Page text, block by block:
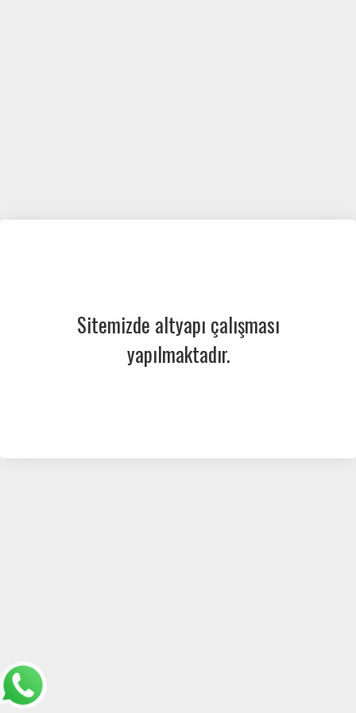
Sitemizde altyapı çalışması
yapılmaktadır.